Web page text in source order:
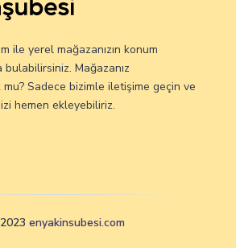
ile yerel mağazanızın konum
Mağazanız
Sadece bizimle iletişime geçin ve
hemen ekleyebiliriz.
enyakinsubesi.com